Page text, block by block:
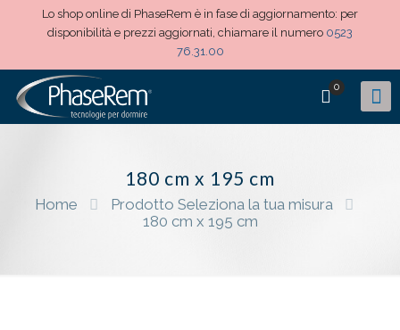
Lo shop online di PhaseRem è in fase di aggiornamento: per
disponibilità e prezzi aggiornati, chiamare il numero 0523
76.31.00
0
180 cm x 195 cm
Home
Prodotto Seleziona la tua misura
180 cm x 195 cm